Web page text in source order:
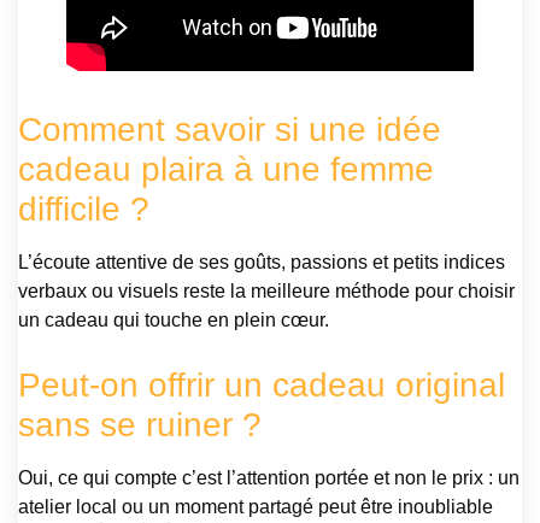
Comment savoir si une idée
cadeau plaira à une femme
difficile ?
L’écoute attentive de ses goûts, passions et petits indices
verbaux ou visuels reste la meilleure méthode pour choisir
un cadeau qui touche en plein cœur.
Peut-on offrir un cadeau original
sans se ruiner ?
Oui, ce qui compte c’est l’attention portée et non le prix : un
atelier local ou un moment partagé peut être inoubliable